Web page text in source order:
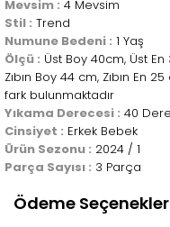
Mevsim : 4 Mevsim
Stil : Trend
Numune Bedeni : 1 Yaş
Ölçü : Üst Boy 40cm, Üst
Zıbın Boy 44 cm, Zıbın En
fark bulunmaktadır
Yıkama Derecesi : 40
Cinsiyet : Erkek Bebek
Ürün Sezonu : 2024 / 1
Parça Sayısı : 3 Parça
Ödeme